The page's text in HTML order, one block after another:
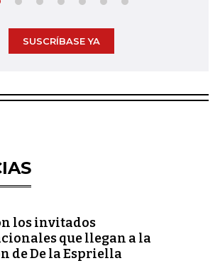
SUSCRÍBASE YA
los invitados
que llegan a la
de De la Espriella